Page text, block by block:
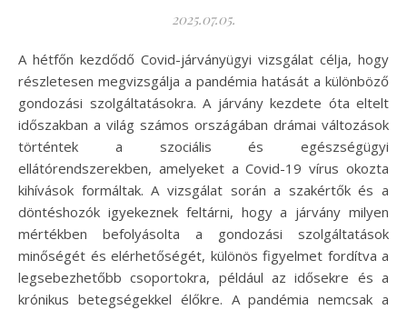
2025.07.05.
A hétfőn kezdődő Covid-járványügyi vizsgálat célja, hogy
részletesen megvizsgálja a pandémia hatását a különböző
gondozási szolgáltatásokra. A járvány kezdete óta eltelt
időszakban a világ számos országában drámai változások
történtek a szociális és egészségügyi
ellátórendszerekben, amelyeket a Covid-19 vírus okozta
kihívások formáltak. A vizsgálat során a szakértők és a
döntéshozók igyekeznek feltárni, hogy a járvány milyen
mértékben befolyásolta a gondozási szolgáltatások
minőségét és elérhetőségét, különös figyelmet fordítva a
legsebezhetőbb csoportokra, például az idősekre és a
krónikus betegségekkel élőkre. A pandémia nemcsak a